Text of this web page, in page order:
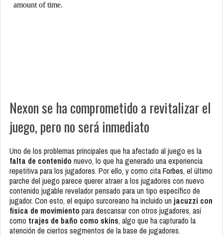
Nexon se ha comprometido a revitalizar el
juego, pero no será inmediato
Uno de los problemas principales que ha afectado al juego es la
falta de contenido nuevo, lo que ha generado una experiencia
repetitiva para los jugadores. Por ello, y como citaForbes, el último
parche del juego parece querer atraer a los jugadores con nuevo
contenido jugable revelador pensado para un tipo específico de
jugador. Con esto, el equipo surcoreano ha incluido un jacuzzi con
física de movimiento para descansar con otros jugadores, así
como trajes de baño como skins, algo que ha capturado la
atención de ciertos segmentos de la base de jugadores.